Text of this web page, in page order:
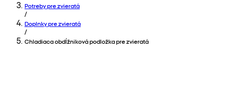
Potreby pre zvieratá
/
Doplnky pre zvieratá
/
Chladiaca obdĺžniková podložka pre zvieratá